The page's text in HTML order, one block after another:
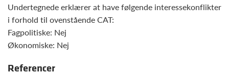
Undertegnede erklærer at have følgende interessekonflikter
i forhold til ovenstående CAT:
Fagpolitiske: Nej
Økonomiske: Nej
Referencer